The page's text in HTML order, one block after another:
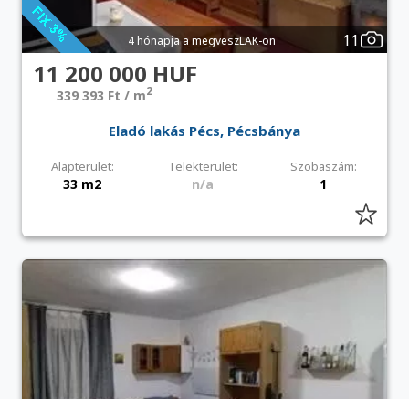
4 hónapja a megveszLAK-on 11
11 200 000 HUF
339 393 Ft / m2
Eladó lakás Pécs, Pécsbánya
Alapterület: Telekterület: Szobaszám:
33 m2 n/a 1